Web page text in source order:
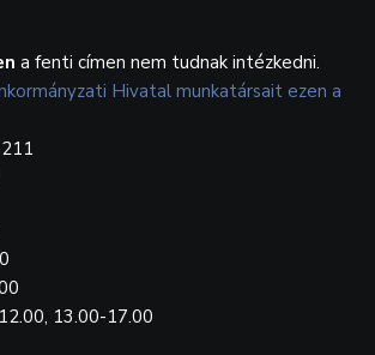
a fenti címen nem tudnak intézkedni.
Hivatal munkatársait ezen a
13.00-17.00